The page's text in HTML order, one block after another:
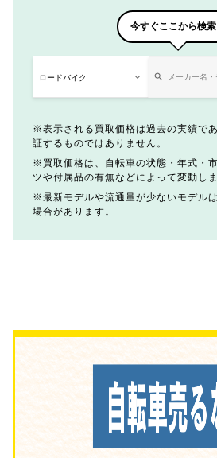
今すぐここから検索
表示される買取価格は過去の実績で
証するものではありません。
買取価格は、自転車の状態・年式・
ツや付属品の有無などによって変動しま
最新モデルや流通量が少ないモデル
場合があります。